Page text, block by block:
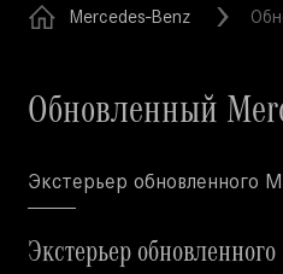
Mercedes-Benz
Обновленный
Экстерьер обновленного
Экстерьер